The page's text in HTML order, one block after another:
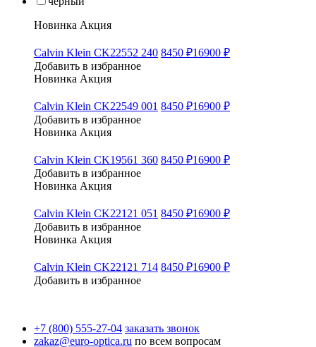
Новинка Акция
Calvin Klein CK22552 240 8450 ₽16900 ₽
Добавить в избранное
Новинка Акция
Calvin Klein CK22549 001 8450 ₽16900 ₽
Добавить в избранное
Новинка Акция
Calvin Klein CK19561 360 8450 ₽16900 ₽
Добавить в избранное
Новинка Акция
Calvin Klein CK22121 051 8450 ₽16900 ₽
Добавить в избранное
Новинка Акция
Calvin Klein CK22121 714 8450 ₽16900 ₽
Добавить в избранное
+7 (800) 555-27-04 заказать звонок
zakaz@euro-optica.ru по всем вопросам